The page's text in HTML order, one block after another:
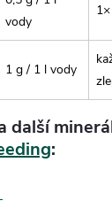
vody
1 g / 1 l vody
další
: